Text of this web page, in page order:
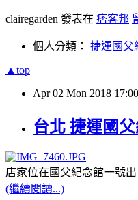
clairegarden 發表在 痞客邦
個人分類： 捷運國父
▲top
Apr 02 Mon 2018 17:00
台北 捷運國
店家位在國父紀念館一號
(繼續閱讀...)